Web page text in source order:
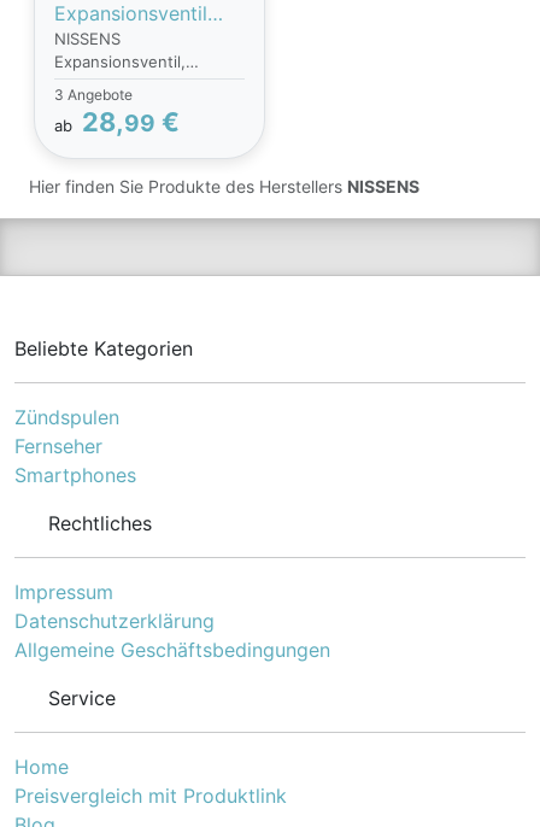
Expansionsventil
VW,AUDI,SKODA
999220
1K0820679,1K08206
79,1K0820679
Expansionsventil,
Klimaanlage
1K0820679
NISSENS
Expansionsventil,
Klimaanlage 999220 für
3 Angebote
ab 28,99 €
Hier finden Sie Produkte des Herstellers NISSENS
Beliebte Kategorien
Zündspulen
Fernseher
Smartphones
Rechtliches
Impressum
Datenschutzerklärung
Allgemeine Geschäftsbedingungen
Service
Home
Preisvergleich mit Produktlink